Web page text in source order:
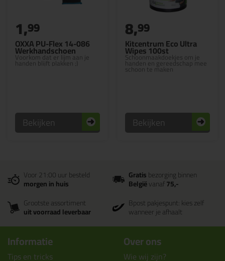
OXXA PU-Flex 14-086
Werkhandschoen
Voorkom dat er lijm aan je
handen blijft plakken ;)
1,99
Bekijken
Kitcentrum Eco Ultra
Wipes 100st
Schoonmaakdoekjes om je
handen en gereedschap mee
schoon te maken
8,99
Bekijken
Voor 21:00 uur besteld
morgen in huis
Gratisbezorging binnen
Belgiëvanaf75,-
Grootste assortiment
uit voorraad leverbaar
Bpost pakjespunt: kies zelf
wanneer je afhaalt
Informatie
Tips en tricks
Over ons
Wie wij zijn?